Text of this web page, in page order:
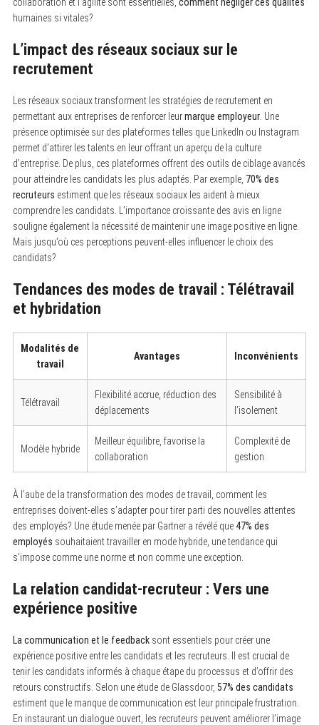
humaines si vitales?
L’impact des réseaux sociaux sur le
recrutement
Les réseaux sociaux transforment les stratégies de recrutement en
permettant aux entreprises de renforcer leurmarque employeur. Une
présence optimisée sur des plateformes telles que LinkedIn ou Instagram
permet d’attirer les talents en leur offrant un aperçu de la culture
d’entreprise. De plus, ces plateformes offrent des outils de ciblage avancés
pour atteindre les candidats les plus adaptés. Par exemple, 70% des
recruteurs estiment que les réseaux sociaux les aident à mieux
comprendre les candidats. L’importance croissante des avis en ligne
souligne également la nécessité de maintenir une image positive en ligne.
Mais jusqu’où ces perceptions peuvent-elles influencer le choix des
candidats?
Tendances des modes de travail : Télétravail
et hybridation
Modalités de
travail
Avantages Inconvénients
Télétravail
Flexibilité accrue, réduction des
déplacements
Sensibilité à
l’isolement
Modèle hybride
Meilleur équilibre, favorise la
collaboration
Complexité de
gestion
À l’aube de la transformation des modes de travail, comment les
entreprises doivent-elles s’adapter pour tirer parti des nouvelles attentes
des employés? Une étude menée par Gartner a révélé que 47% des
employés souhaitaient travailler en mode hybride, une tendance qui
s’impose comme une norme et non comme une exception.
La relation candidat-recruteur : Vers une
expérience positive
La communication et le feedbacksont essentiels pour créer une
expérience positive entre les candidats et les recruteurs. Il est crucial de
tenir les candidats informés à chaque étape du processus et d’offrir des
retours constructifs. Selon une étude de Glassdoor, 57% des candidats
estiment que le manque de communication est leur principale frustration.
En instaurant un dialogue ouvert, les recruteurs peuvent améliorer l’image